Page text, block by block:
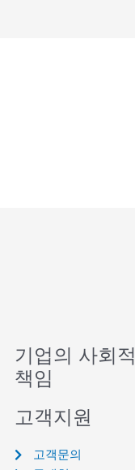
기업의 사회적
책임
고객지원
고객문의